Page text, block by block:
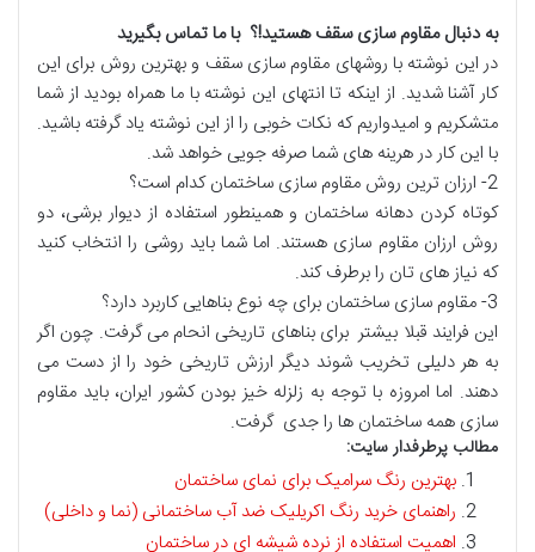
به دنبال مقاوم سازی سقف هستید!؟ با ما تماس بگیرید
در این نوشته با روشهای مقاوم سازی سقف و بهترین روش برای این
کار آشنا شدید. از اینکه تا انتهای این نوشته با ما همراه بودید از شما
متشکریم و امیدواریم که نکات خوبی را از این نوشته یاد گرفته باشید.
با این کار در هرینه های شما صرفه جویی خواهد شد.
2- ارزان ترین روش مقاوم سازی ساختمان کدام است؟
کوتاه کردن دهانه ساختمان و همینطور استفاده از دیوار برشی، دو
روش ارزان مقاوم سازی هستند. اما شما باید روشی را انتخاب کنید
که نیاز های تان را برطرف کند.
3- مقاوم سازی ساختمان برای چه نوع بناهایی کاربرد دارد؟
این فرایند قبلا بیشتر برای بناهای تاریخی انحام می گرفت. چون اگر
به هر دلیلی تخریب شوند دیگر ارزش تاریخی خود را از دست می
دهند. اما امروزه با توجه به زلزله خیز بودن کشور ایران، باید مقاوم
سازی همه ساختمان ها را جدی گرفت.
مطالب پرطرفدار سایت:
بهترین رنگ سرامیک برای نمای ساختمان
راهنمای خرید رنگ اکریلیک ضد آب ساختمانی (نما و داخلی)
اهمیت استفاده از نرده شیشه ای در ساختمان